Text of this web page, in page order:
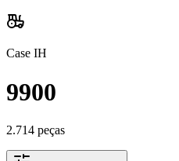
Case IH
9900
2.714 peças